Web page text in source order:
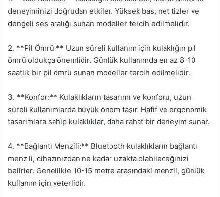
deneyiminizi doğrudan etkiler. Yüksek bas, net tizler ve
dengeli ses aralığı sunan modeller tercih edilmelidir.
2. **Pil Ömrü:** Uzun süreli kullanım için kulaklığın pil
ömrü oldukça önemlidir. Günlük kullanımda en az 8-10
saatlik bir pil ömrü sunan modeller tercih edilmelidir.
3. **Konfor:** Kulaklıkların tasarımı ve konforu, uzun
süreli kullanımlarda büyük önem taşır. Hafif ve ergonomik
tasarımlara sahip kulaklıklar, daha rahat bir deneyim sunar.
4. **Bağlantı Menzili:** Bluetooth kulaklıkların bağlantı
menzili, cihazınızdan ne kadar uzakta olabileceğinizi
belirler. Genellikle 10-15 metre arasındaki menzil, günlük
kullanım için yeterlidir.